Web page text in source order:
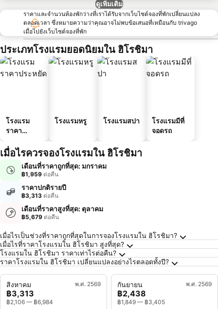
ดูเพิ่มเติม
ราคาและจำนวนห้องพักว่างที่เราได้รับจากเว็บไซต์จองที่พักเปลี่ยนแปลง
ตลอดเวลา ซึ่งหมายความว่าคุณอาจไม่พบข้อเสนอที่เหมือนกับ trivago
เมื่อไปยังเว็บไซต์จองที่พัก
ประเภทโรงแรมยอดนิยมใน ฮิโรชิมา
โรงแรม
ราคา
โรงแรมหรู โรงแรมสปา
โรงแรมมีที่
จอดรถ
เมื่อไรควรจองโรงแรมใน ฮิโรชิมา
เดือนที่ราคาถูกที่สุด: มกราคม
฿1,959 ต่อคืน
ราคาปกติรายปี
฿3,313 ต่อคืน
เดือนที่ราคาสูงที่สุด: ตุลาคม
฿5,679 ต่อคืน
คำถามที่พบบ่อยเกี่ยวกับ ฮิโรชิมา
เมื่อไรเป็นช่วงที่ราคาถูกที่สุดในการจองโรงแรมใน ฮิโรชิมา?
เมื่อไรที่ราคาโรงแรมใน ฮิโรชิมา สูงที่สุด?
โรงแรมใน ฮิโรชิมา ราคาเท่าไรต่อคืน?
ราคาโรงแรมใน ฮิโรชิมา เปลี่ยนแปลงอย่างไรตลอดทั้งปี?
สิงหาคม พ.ศ. 2569
฿3,313
฿2,106 — ฿6,984
กันยายน พ.ศ. 2569
฿2,438
฿1,849 — ฿3,405